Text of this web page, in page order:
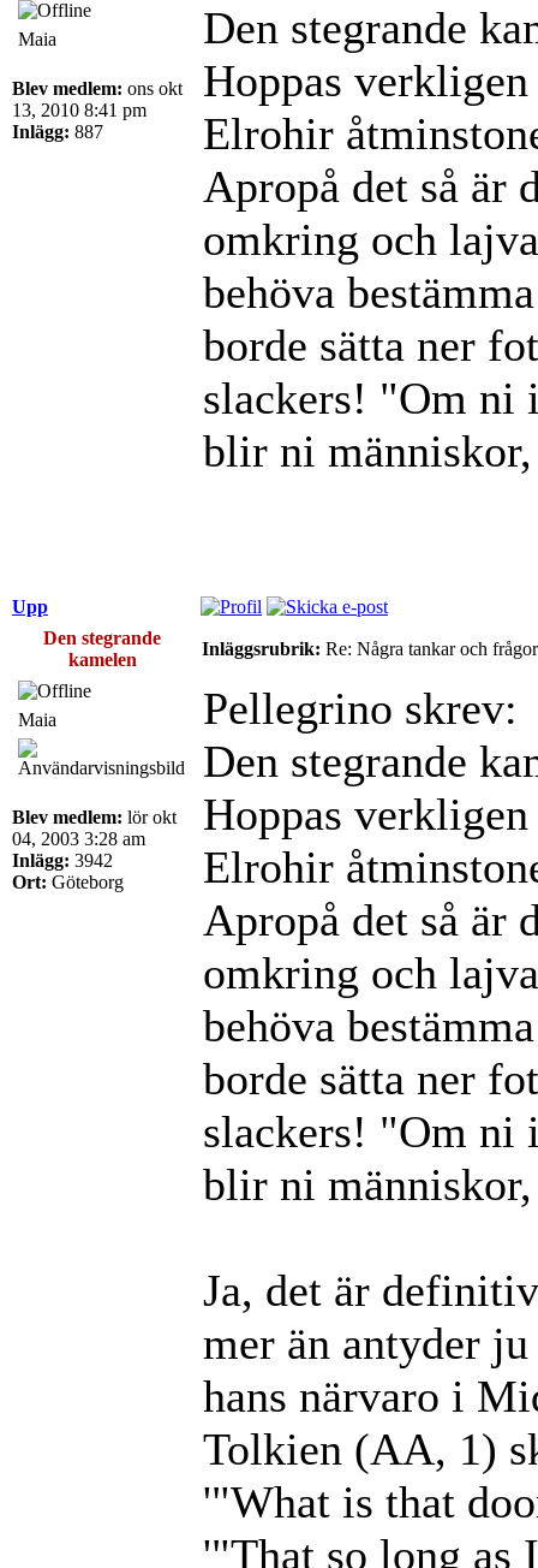
Maia
Blev medlem: ons okt
13, 2010 8:41 pm
Inlägg: 887
Den stegrande
Hoppas
Elrohir
Apropå det så är
omkring och
behöva
borde sätta ner
slackers! "Om ni
blir ni
Upp
Den stegrande
kamelen
Inläggsrubrik: Re: Några tankar och
Maia
Blev medlem: lör okt
04, 2003 3:28 am
Inlägg: 3942
Ort: Göteborg
Pellegrino skrev:
Den stegrande
Hoppas
Elrohir
Apropå det så är
omkring och
behöva
borde sätta ner
slackers! "Om ni
blir ni
Ja, det är
mer än antyder
hans närvaro i
Tolkien (AA, 1)
'"What is that
'"That so long as